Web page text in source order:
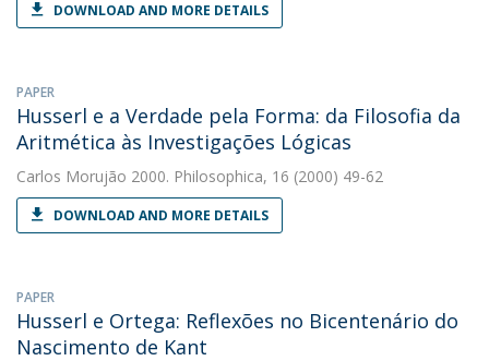
DOWNLOAD AND MORE DETAILS
PAPER
Husserl e a Verdade pela Forma: da Filosofia da
Aritmética às Investigações Lógicas
Carlos Morujão 2000. Philosophica, 16 (2000) 49-62
DOWNLOAD AND MORE DETAILS
PAPER
Husserl e Ortega: Reflexões no Bicentenário do
Nascimento de Kant